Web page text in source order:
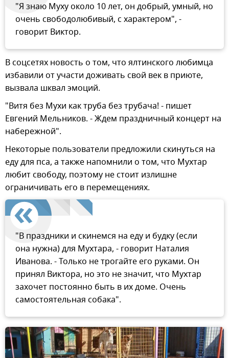
"Я знаю Муху около 10 лет, он добрый, умный, но
очень свободолюбивый, с характером", -
говорит Виктор.
В соцсетях новость о том, что ялтинского любимца
избавили от участи доживать свой век в приюте,
вызвала шквал эмоций.
"Витя без Мухи как труба без трубача! - пишет
Евгений Мельников. - Ждем праздничный концерт на
набережной".
Некоторые пользователи предложили скинуться на
еду для пса, а также напомнили о том, что Мухтар
любит свободу, поэтому не стоит излишне
ограничивать его в перемещениях.
"В праздники и скинемся на еду и будку (если
она нужна) для Мухтара, - говорит Наталия
Иванова. - Только не трогайте его руками. Он
принял Виктора, но это не значит, что Мухтар
захочет постоянно быть в их доме. Очень
самостоятельная собака".